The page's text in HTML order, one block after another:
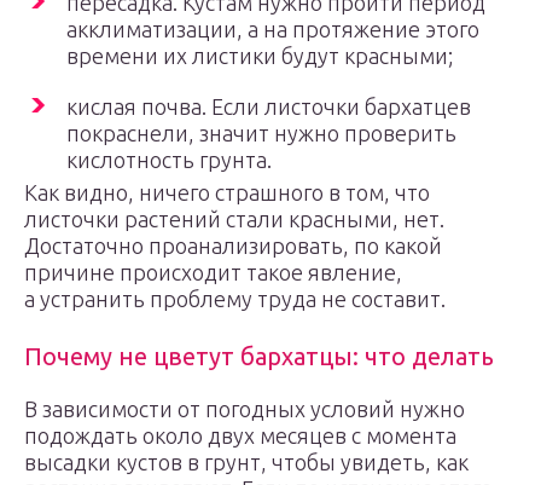
акклиматизации, а на протяжение этого
времени их листики будут красными;
кислая почва. Если листочки бархатцев
покраснели, значит нужно проверить
кислотность грунта.
Как видно, ничего страшного в том, что
листочки растений стали красными, нет.
Достаточно проанализировать, по какой
причине происходит такое явление,
а устранить проблему труда не составит.
Почему не цветут бархатцы: что делать
В зависимости от погодных условий нужно
подождать около двух месяцев с момента
высадки кустов в грунт, чтобы увидеть, как